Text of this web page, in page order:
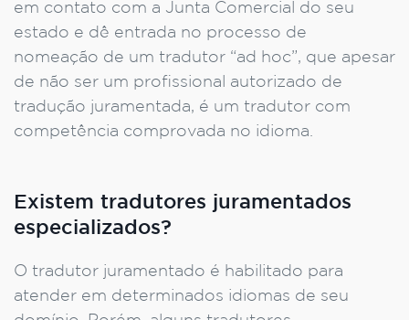
em contato com a Junta Comercial do seu
estado e dê entrada no processo de
nomeação de um tradutor “ad hoc”, que apesar
de não ser um profissional autorizado de
tradução juramentada, é um tradutor com
competência comprovada no idioma.
Existem tradutores juramentados
especializados?
O tradutor juramentado é habilitado para
atender em determinados idiomas de seu